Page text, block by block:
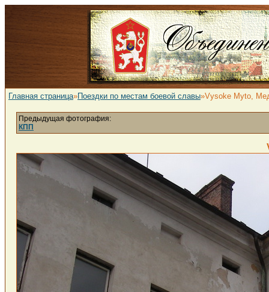
Главная страница»Поездки по местам боевой славы»Vysoke Myto,
Предыдущая фотография:
КПП